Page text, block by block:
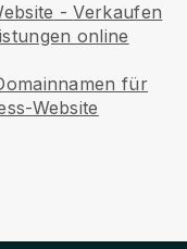
-Verkaufen
online
für
Website